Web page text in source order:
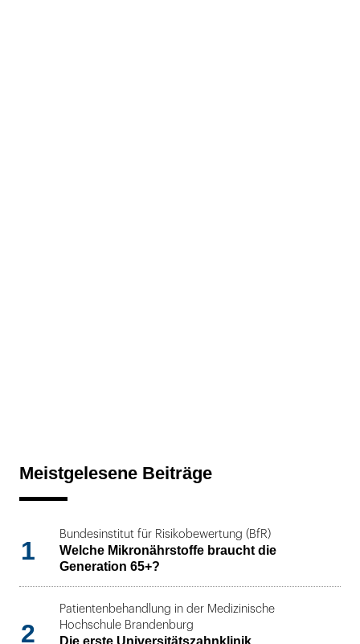
Meistgelesene Beiträge
1
Bundesinstitut für Risikobewertung (BfR)
Welche Mikronährstoffe braucht die
Generation 65+?
2
Patientenbehandlung in der Medizinische
Hochschule Brandenburg
Die erste Universitätszahnklinik